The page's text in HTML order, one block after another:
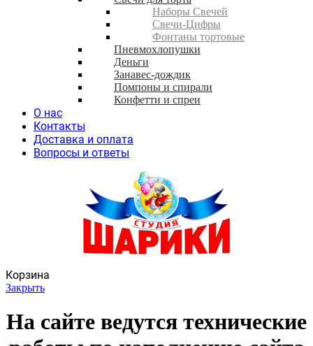
Наборы Свечей
Свечи-Цифры
Фонтаны тортовые
Пневмохлопушки
Деньги
Занавес-дождик
Помпоны и спирали
Конфетти и спреи
О нас
Контакты
Доставка и оплата
Вопросы и ответы
Корзина
Закрыть
На сайте ведутся технические